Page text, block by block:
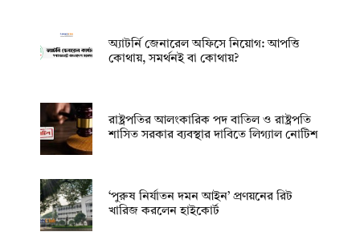
অ্যাটর্নি জেনারেল অফিসে নিয়োগ: আপত্তি
কোথায়, সমর্থনই বা কোথায়?
রাষ্ট্রপতির আলংকারিক পদ বাতিল ও রাষ্ট্রপতি
শাসিত সরকার ব্যবস্থার দাবিতে লিগ্যাল নোটিশ
‘পুরুষ নির্যাতন দমন আইন’ প্রণয়নের রিট
খারিজ করলেন হাইকোর্ট